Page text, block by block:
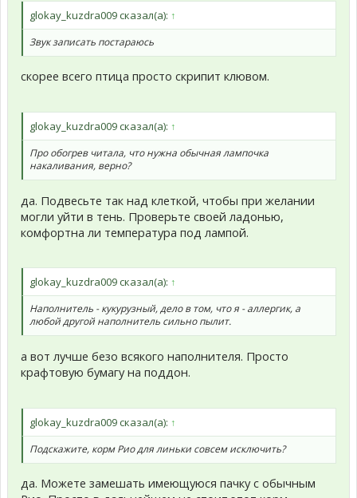
glokay_kuzdra009 сказал(а): ↑
Звук записать постараюсь
скорее всего птица просто скрипит клювом.
glokay_kuzdra009 сказал(а): ↑
Про обогрев читала, что нужна обычная лампочка
накаливания, верно?
да. Подвесьте так над клеткой, чтобы при желании
могли уйти в тень. Проверьте своей ладонью,
комфортна ли температура под лампой.
glokay_kuzdra009 сказал(а): ↑
Наполнитель - кукурузный, дело в том, что я - аллергик, а
любой другой наполнитель сильно пылит.
а вот лучше безо всякого наполнителя. Просто
крафтовую бумагу на поддон.
glokay_kuzdra009 сказал(а): ↑
Подскажите, корм Рио для линьки совсем исключить?
да. Можете замешать имеющуюся пачку с обычным